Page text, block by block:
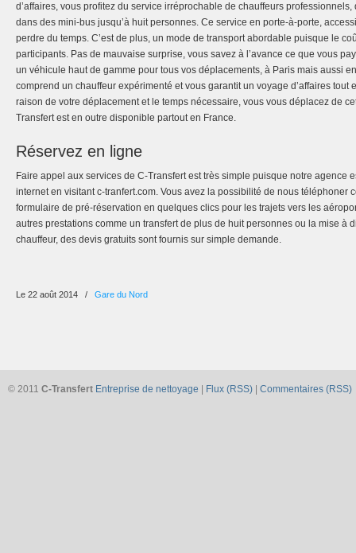
d’affaires, vous profitez du service irréprochable de chauffeurs
dans des mini-bus jusqu’à huit personnes. Ce service en porte-à-porte,
perdre du temps. C’est de plus, un mode de transport abordable puisque le
participants. Pas de mauvaise surprise, vous savez à l’avance ce que vous
un véhicule haut de gamme pour tous vos déplacements, à Paris mais aussi
comprend un chauffeur expérimenté et vous garantit un voyage d’affaires tout
raison de votre déplacement et le temps nécessaire, vous vous déplacez de
Transfert est en outre disponible partout en France.
Réservez en ligne
Faire appel aux services de C-Transfert est très simple puisque notre agence
internet en visitant c-tranfert.com. Vous avez la possibilité de nous téléphoner
formulaire de pré-réservation en quelques clics pour les trajets vers les
autres prestations comme un transfert de plus de huit personnes ou la mise à
chauffeur, des devis gratuits sont fournis sur simple demande.
Le 22 août 2014 / Gare du Nord
© 2011 C-Transfert Entreprise de nettoyage Flux (RSS) Commentaires (RSS)